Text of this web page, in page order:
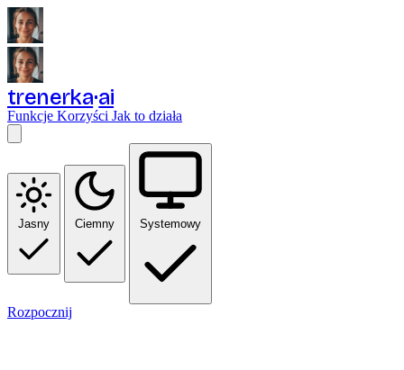
trenerka ai
Funkcje Korzyści Jak to działa
Jasny Ciemny Systemowy
Rozpocznij